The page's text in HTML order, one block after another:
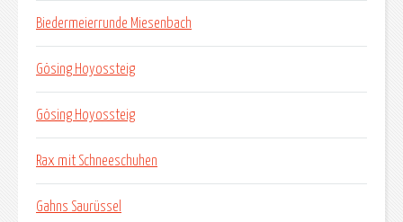
Biedermeierrunde Miesenbach
Gösing Hoyossteig
Gösing Hoyossteig
Rax mit Schneeschuhen
Gahns Saurüssel